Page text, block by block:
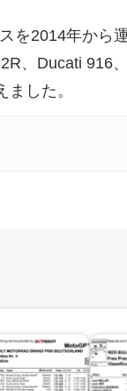
を2014年から
、Ducati 916
した。